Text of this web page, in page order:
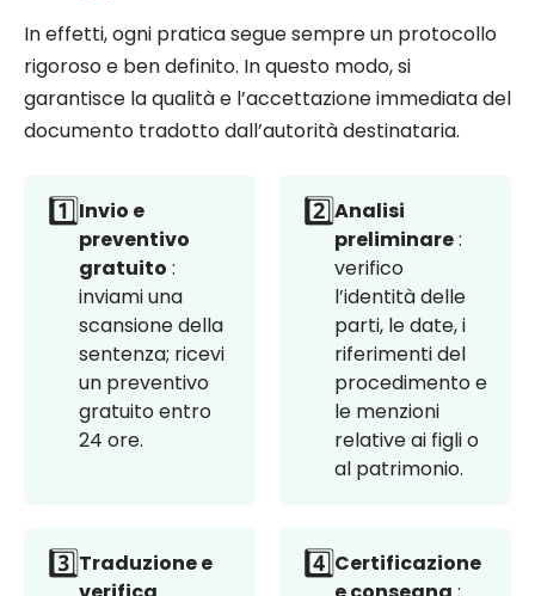
In effetti, ogni pratica segue sempre un protocollo
rigoroso e ben definito. In questo modo, si
garantisce la qualità e l’accettazione immediata del
documento tradotto dall’autorità destinataria.
1️⃣Invio e
preventivo
gratuito :
inviami una
scansione della
sentenza; ricevi
un preventivo
gratuito entro
24 ore.
2️⃣Analisi
preliminare:
verifico
l’identità delle
parti, le date, i
riferimenti del
procedimento e
le menzioni
relative ai figli o
al patrimonio.
3️⃣Traduzione e
4️⃣Certificazione